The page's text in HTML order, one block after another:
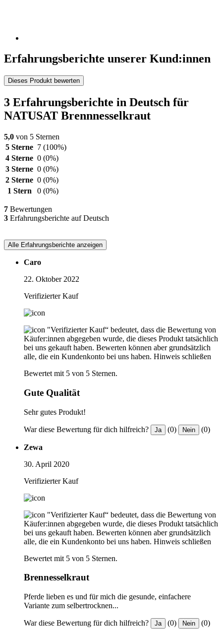
Erfahrungsberichte unserer Kund:innen
Dieses Produkt bewerten
3 Erfahrungsberichte in Deutsch für
NATUSAT Brennnesselkraut
5,0 von 5 Sternen
5 Sterne 7 (100%)
4 Sterne 0 (0%)
3 Sterne 0 (0%)
2 Sterne 0 (0%)
1 Stern
0 (0%)
7 Bewertungen
3 Erfahrungsberichte auf Deutsch
Alle Erfahrungsberichte anzeigen
Caro
22. Oktober 2022
Verifizierter Kauf
"Verifizierter Kauf“ bedeutet, dass die Bewertung von
Käufer:innen abgegeben wurde, die dieses Produkt tatsächlich
bei uns gekauft haben. Bewerten können aber grundsätzlich
alle, die ein Kundenkonto bei uns haben. Hinweis schließen
Bewertet mit 5 von 5 Sternen.
Gute Qualität
Sehr gutes Produkt!
War diese Bewertung für dich hilfreich? Ja (0) Nein (0)
Zewa
30. April 2020
Verifizierter Kauf
"Verifizierter Kauf“ bedeutet, dass die Bewertung von
Käufer:innen abgegeben wurde, die dieses Produkt tatsächlich
bei uns gekauft haben. Bewerten können aber grundsätzlich
alle, die ein Kundenkonto bei uns haben. Hinweis schließen
Bewertet mit 5 von 5 Sternen.
Brennesselkraut
Pferde lieben es und für mich die gesunde, einfachere
Variante zum selbertrocknen...
War diese Bewertung für dich hilfreich? Ja (0) Nein (0)